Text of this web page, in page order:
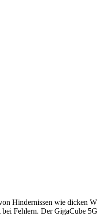
Hindernissen wie dicken
Fehlern. Der GigaCube